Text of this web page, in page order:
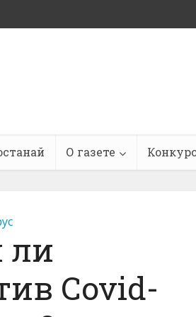
О газете
ли
Covid-